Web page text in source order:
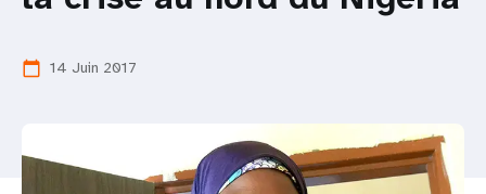
calendar_today 14 Juin 2017